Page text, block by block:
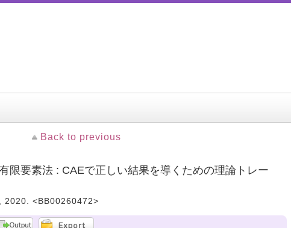
Back to previous
限要素法 : CAEで正しい結果を導くための理論トレー
2020. <BB00260472>